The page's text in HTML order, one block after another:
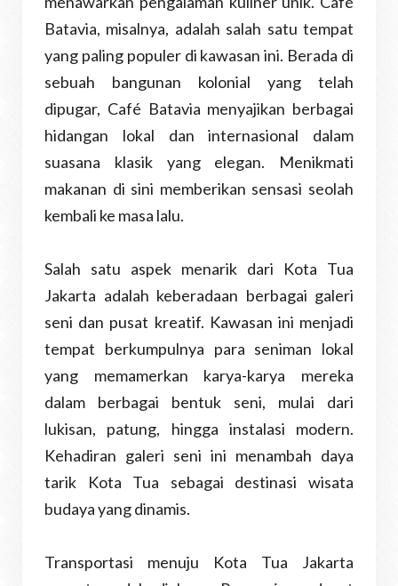
Batavia, misalnya, adalah salah satu tempat
yang paling populer di kawasan ini. Berada di
sebuah bangunan kolonial yang telah
dipugar, Café Batavia menyajikan berbagai
hidangan lokal dan internasional dalam
suasana klasik yang elegan. Menikmati
makanan di sini memberikan sensasi seolah
kembali ke masa lalu.
Salah satu aspek menarik dari Kota Tua
Jakarta adalah keberadaan berbagai galeri
seni dan pusat kreatif. Kawasan ini menjadi
tempat berkumpulnya para seniman lokal
yang memamerkan karya-karya mereka
dalam berbagai bentuk seni, mulai dari
lukisan, patung, hingga instalasi modern.
Kehadiran galeri seni ini menambah daya
tarik Kota Tua sebagai destinasi wisata
budaya yang dinamis.
Transportasi menuju Kota Tua Jakarta